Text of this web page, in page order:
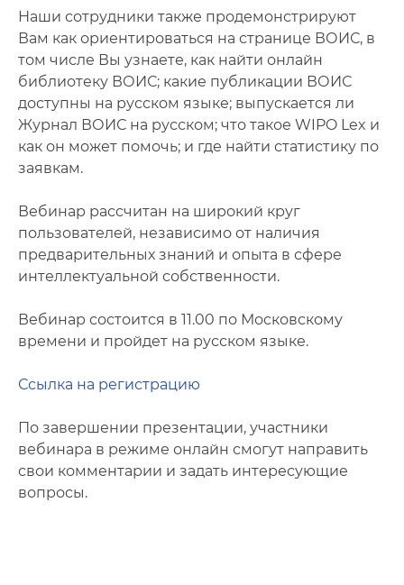
Наши сотрудники также продемонстрируют
Вам как ориентироваться на странице ВОИС, в
том числе Вы узнаете, как найти онлайн
библиотеку ВОИС; какие публикации ВОИС
доступны на русском языке; выпускается ли
Журнал ВОИС на русском; что такое WIPO Lex и
как он может помочь; и где найти статистику по
заявкам.
Вебинар рассчитан на широкий круг
пользователей, независимо от наличия
предварительных знаний и опыта в сфере
интеллектуальной собственности.
Вебинар состоится в 11.00 по Московскому
времени и пройдет на русском языке.
Ссылка на регистрацию
По завершении презентации, участники
вебинара в режиме онлайн смогут направить
свои комментарии и задать интересующие
вопросы.